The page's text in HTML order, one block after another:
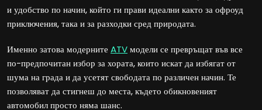
и удобство по начин, който ги прави идеални както за офроуд
приключения, така и за разходки сред природата.
Именно затова модерните ATVмодели се превръщат във все
по-предпочитан избор за хората, които искат да избягат от
шума на града и да усетят свободата по различен начин. Те
позволяват да стигнеш до места, където обикновеният
автомобил просто няма шанс.